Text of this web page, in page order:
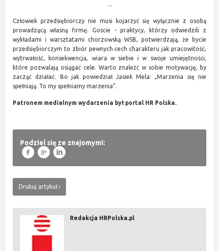
...
Człowiek przedsiębiorczy nie musi kojarzyć się wyłącznie z osobą
prowadzącą własną firmę. Goście - praktycy, którzy odwiedzili z
wykładami i warsztatami chorzowską WSB, potwierdzają, że bycie
przedsiębiorczym to zbiór pewnych cech charakteru jak pracowitość,
wytrwałość, konsekwencja, wiara w siebie i w swoje umiejętności,
które pozwalają osiągać cele. Warto znaleźć w sobie motywację, by
zacząć działać. Bo jak powiedział Jasiek Mela: „Marzenia się nie
spełniają. To my spełniamy marzenia”.
Patronem medialnym wydarzenia był portal HR Polska.
Podziel się ze znajomymi:
f g l
Drukuj artykuł
Redakcja HRPolska.pl